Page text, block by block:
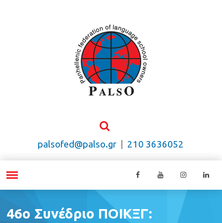
palsofed@palso.gr 210 3636052
46ο Συνέδριο ΠΟΙΚΞΓ: